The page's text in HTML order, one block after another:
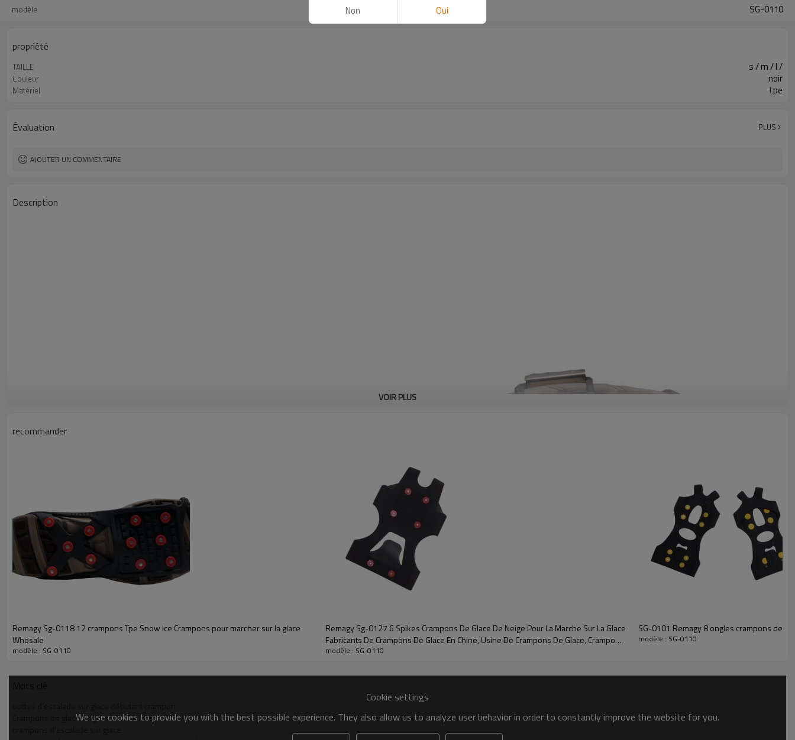
modèle SG-0110
propriété
TAILLE s / m / l /
Couleur noir
Matériel tpe
Évaluation PLUS
AJOUTER UN COMMENTAIRE
Description
VOIR PLUS
recommander
Remagy Sg-0118 12 crampons Tpe Snow Ice Crampons pour marcher sur la glace
Whosale
modèle : SG-0110
Remagy Sg-0127 6 Spikes Crampons De Glace De Neige Pour La Marche Sur La Glace
Fabricants De Crampons De Glace En Chine, Usine De Crampons De Glace, Crampons
De Glace En Gros En Ligne
modèle : SG-0110
SG-0101 Remagy 8 ongles crampons de
modèle : SG-0110
Crampons de glace en gros
Cookie settings
We use cookies to provide you with the best possible experience. They also allow us to analyze user behavior in order to constantly improve the website for you.
Non Oui